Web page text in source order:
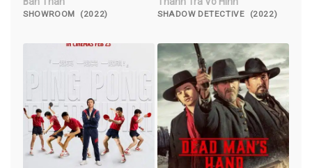
SHOWROOM (2022) SHADOW DETECTIVE (2022)